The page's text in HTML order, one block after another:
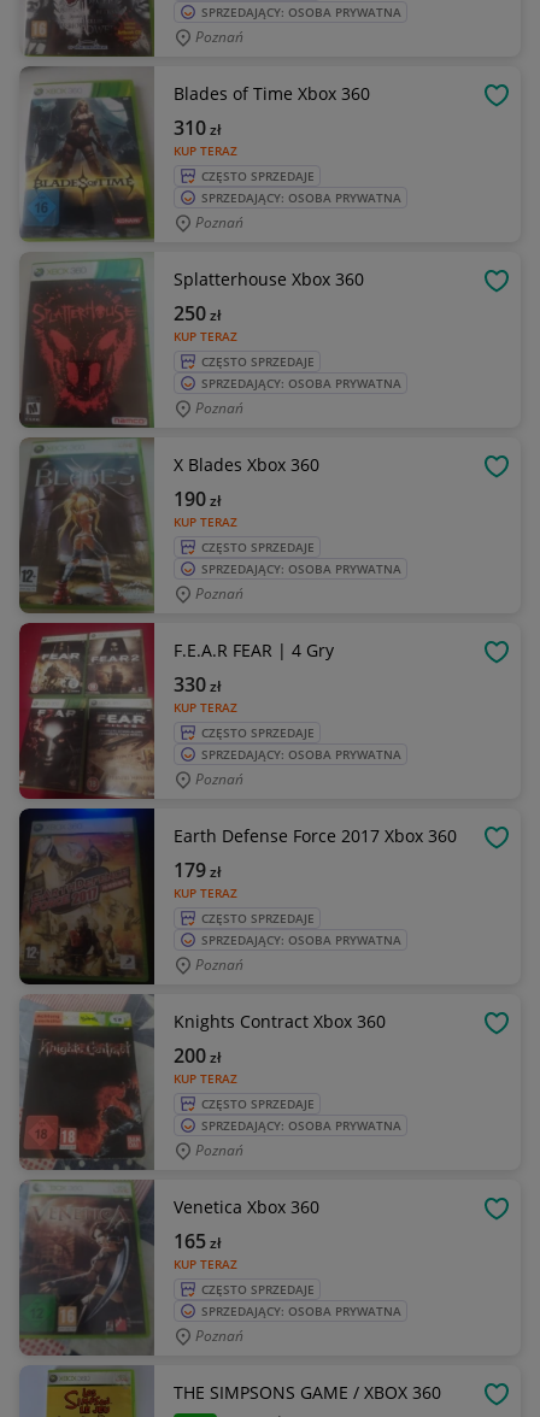
SPRZEDAJĄCY: OSOBA PRYWATNA
Poznań
Blades of Time Xbox 360
KUP TERAZ
310zł
CZĘSTO SPRZEDAJE
SPRZEDAJĄCY: OSOBA PRYWATNA
Poznań
Splatterhouse Xbox 360
KUP TERAZ
250zł
CZĘSTO SPRZEDAJE
SPRZEDAJĄCY: OSOBA PRYWATNA
Poznań
X Blades Xbox 360
KUP TERAZ
190zł
CZĘSTO SPRZEDAJE
SPRZEDAJĄCY: OSOBA PRYWATNA
Poznań
F.E.A.R FEAR | 4 Gry
KUP TERAZ
330zł
CZĘSTO SPRZEDAJE
SPRZEDAJĄCY: OSOBA PRYWATNA
Poznań
Earth Defense Force 2017 Xbox 360
KUP TERAZ
179zł
CZĘSTO SPRZEDAJE
SPRZEDAJĄCY: OSOBA PRYWATNA
Poznań
Knights Contract Xbox 360
KUP TERAZ
200zł
CZĘSTO SPRZEDAJE
SPRZEDAJĄCY: OSOBA PRYWATNA
Poznań
Venetica Xbox 360
KUP TERAZ
165zł
CZĘSTO SPRZEDAJE
SPRZEDAJĄCY: OSOBA PRYWATNA
Poznań
THE SIMPSONS GAME / XBOX 360